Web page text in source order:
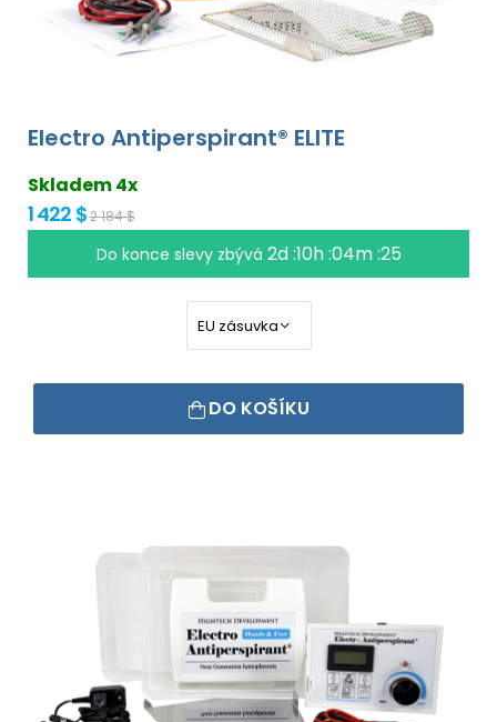
Electro Antiperspirant® ELITE
Skladem 4x
1 422 $2 184 $
Do konce slevy zbývá 2d :10h :04m :24
DO KOŠÍKU